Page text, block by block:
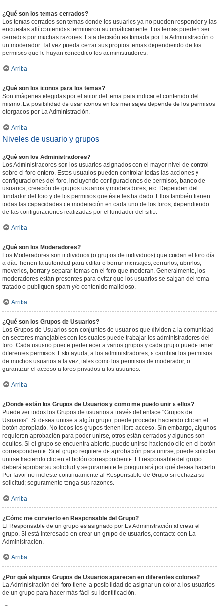
¿Qué son los temas cerrados?
Los temas cerrados son temas donde los usuarios ya no pueden responder y las
encuestas allí contenidas terminaron automáticamente. Los temas pueden ser
cerrados por muchas razones. Esta decisión es tomada por La Administración o
un moderador. Tal vez pueda cerrar sus propios temas dependiendo de los
permisos que le hayan concedido los administradores.
Arriba
¿Qué son los iconos para los temas?
Son imágenes elegidas por el autor del tema para indicar el contenido del
mismo. La posibilidad de usar iconos en los mensajes depende de los permisos
otorgados por La Administración.
Arriba
Niveles de usuario y grupos
¿Qué son los Administradores?
Los Administradores son los usuarios asignados con el mayor nivel de control
sobre el foro entero. Estos usuarios pueden controlar todas las acciones y
configuraciones del foro, incluyendo configuraciones de permisos, baneo de
usuarios, creación de grupos usuarios y moderadores, etc. Dependen del
fundador del foro y de los permisos que éste les ha dado. Ellos también tienen
todas las capacidades de moderación en cada uno de los foros, dependiendo
de las configuraciones realizadas por el fundador del sitio.
Arriba
¿Qué son los Moderadores?
Los Moderadores son individuos (o grupos de individuos) que cuidan el foro día
a día. Tienen la autoridad para editar o borrar mensajes, cerrarlos, abrirlos,
moverlos, borrar y separar temas en el foro que moderan. Generalmente, los
moderadores están presentes para evitar que los usuarios se salgan del tema
tratado o publiquen spam y/o contenido malicioso.
Arriba
¿Qué son los Grupos de Usuarios?
Los Grupos de Usuarios son conjuntos de usuarios que dividen a la comunidad
en sectores manejables con los cuales puede trabajar los administradores del
foro. Cada usuario puede pertenecer a varios grupos y cada grupo puede tener
diferentes permisos. Esto ayuda, a los administradores, a cambiar los permisos
de muchos usuarios a la vez, tales como los permisos de moderador, o
garantizar el acceso a foros privados a los usuarios.
Arriba
¿Donde están los Grupos de Usuarios y como me puedo unir a ellos?
Puede ver todos los Grupos de usuarios a través del enlace "Grupos de
Usuarios". Si desea unirse a algún grupo, puede proceder haciendo clic en el
botón apropiado. No todos los grupos tienen libre acceso. Sin embargo, algunos
requieren aprobación para poder unirse, otros están cerrados y algunos son
ocultos. Si el grupo se encuentra abierto, puede unirse haciendo clic en el botón
correspondiente. Si el grupo requiere de aprobación para unirse, puede solicitar
unirse haciendo clic en el botón correspondiente. El responsable del grupo
deberá aprobar su solicitud y seguramente le preguntará por qué desea hacerlo.
Por favor no moleste continuamente al Responsable de Grupo si rechaza su
solicitud; seguramente tenga sus razones.
Arriba
¿Cómo me convierto en Responsable del Grupo?
El Responsable de un grupo es asignado por La Administración al crear el
grupo. Si está interesado en crear un grupo de usuarios, contacte con La
Administración.
Arriba
¿Por qué algunos Grupos de Usuarios aparecen en diferentes colores?
La Administración del foro tiene la posibilidad de asignar un color a los usuarios
de un grupo para hacer más fácil su identificación.